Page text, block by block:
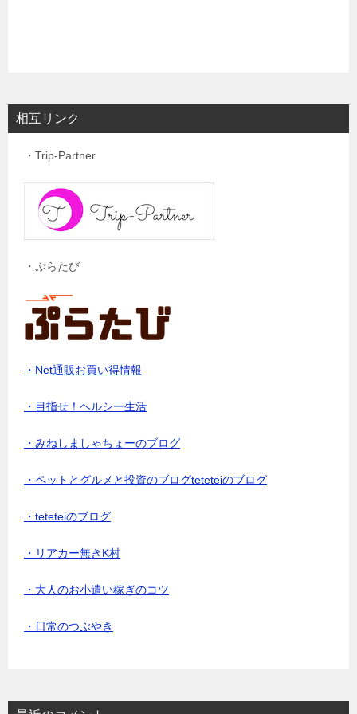
相互リンク
・Trip-Partner
・ぷらたび
・Net通販お買い得情報
・目指せ！ヘルシー生活
・みねしましゃちょーのブログ
・ペットとグルメと投資のブログteteteiのブログ
・teteteiのブログ
・リアカー無きK村
・大人のお小遣い稼ぎのコツ
・日常のつぶやき